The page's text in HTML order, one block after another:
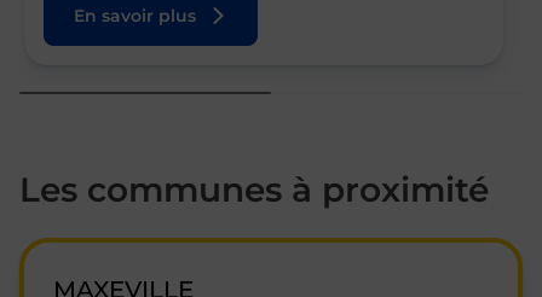
En savoir plus
Les communes à proximité
MAXEVILLE